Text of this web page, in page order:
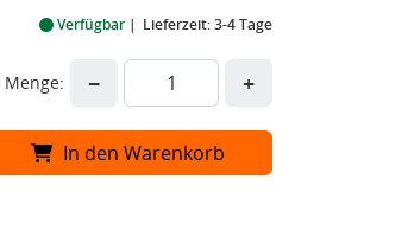
Verfügbar Lieferzeit: 3-4 Tage
Menge: − +
In den Warenkorb